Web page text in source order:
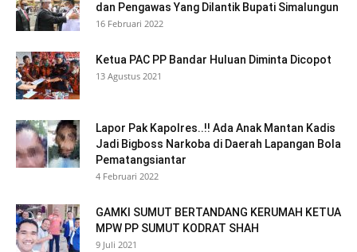
dan Pengawas Yang Dilantik Bupati Simalungun
16 Februari 2022
Ketua PAC PP Bandar Huluan Diminta Dicopot
13 Agustus 2021
Lapor Pak Kapolres..!! Ada Anak Mantan Kadis
Jadi Bigboss Narkoba di Daerah Lapangan Bola
Pematangsiantar
4 Februari 2022
GAMKI SUMUT BERTANDANG KERUMAH KETUA
MPW PP SUMUT KODRAT SHAH
9 Juli 2021